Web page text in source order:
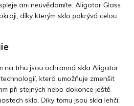
ani neuvědomíte. Aligator Glass
díky kterým sklo pokrývá celou
na trhu jsou ochranná skla Aligator
která umožňuje zmenšit
při stejných nebo dokonce ještě
skla. Díky tomu jsou skla lehčí,